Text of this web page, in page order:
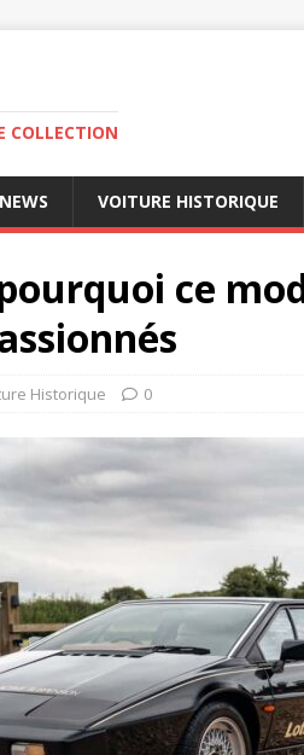
COLLECTION
NEWS VOITURE HISTORIQUE
ce
Historique 0